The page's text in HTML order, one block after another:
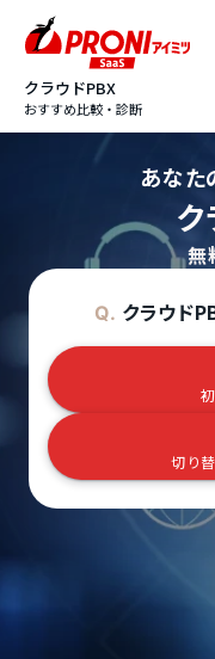
クラウドPBX
おすすめ比較・診断
あなた
無
Q. クラウド
切り